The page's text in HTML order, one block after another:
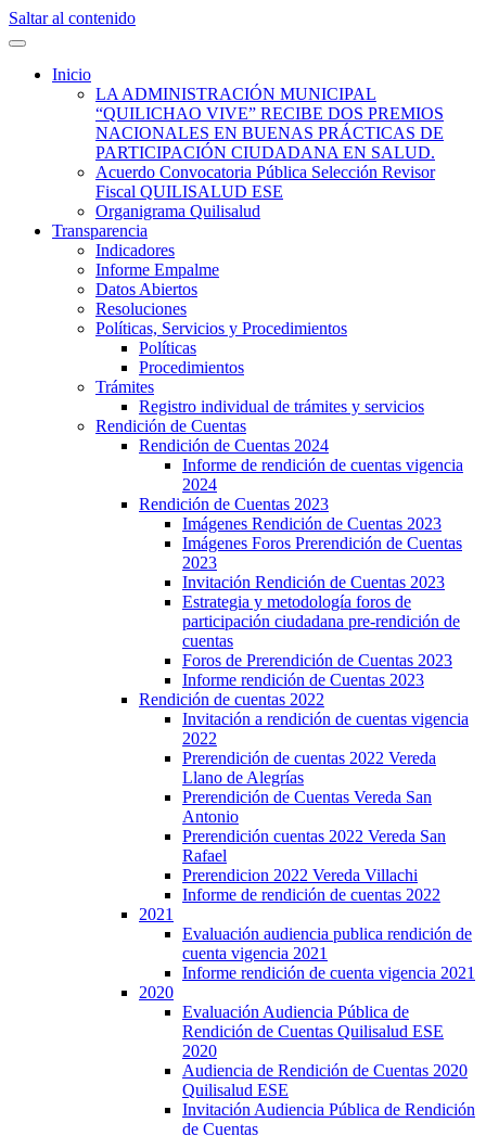
Saltar al contenido
Quilisalud
Inicio
LA ADMINISTRACIÓN MUNICIPAL
“QUILICHAO VIVE” RECIBE DOS PREMIOS
NACIONALES EN BUENAS PRÁCTICAS DE
PARTICIPACIÓN CIUDADANA EN SALUD.
Acuerdo Convocatoria Pública Selección Revisor
Fiscal QUILISALUD ESE
Organigrama Quilisalud
Transparencia
Indicadores
Informe Empalme
Datos Abiertos
Resoluciones
Políticas, Servicios y Procedimientos
Políticas
Procedimientos
Trámites
Registro individual de trámites y servicios
Rendición de Cuentas
Rendición de Cuentas 2024
Informe de rendición de cuentas vigencia
2024
Rendición de Cuentas 2023
Imágenes Rendición de Cuentas 2023
Imágenes Foros Prerendición de Cuentas
2023
Invitación Rendición de Cuentas 2023
Estrategia y metodología foros de
participación ciudadana pre-rendición de
cuentas
Foros de Prerendición de Cuentas 2023
Informe rendición de Cuentas 2023
Rendición de cuentas 2022
Invitación a rendición de cuentas vigencia
2022
Prerendición de cuentas 2022 Vereda
Llano de Alegrías
Prerendición de Cuentas Vereda San
Antonio
Prerendición cuentas 2022 Vereda San
Rafael
Prerendicion 2022 Vereda Villachi
Informe de rendición de cuentas 2022
2021
Evaluación audiencia publica rendición de
cuenta vigencia 2021
Informe rendición de cuenta vigencia 2021
2020
Evaluación Audiencia Pública de
Rendición de Cuentas Quilisalud ESE
2020
Audiencia de Rendición de Cuentas 2020
Quilisalud ESE
Invitación Audiencia Pública de Rendición
de Cuentas